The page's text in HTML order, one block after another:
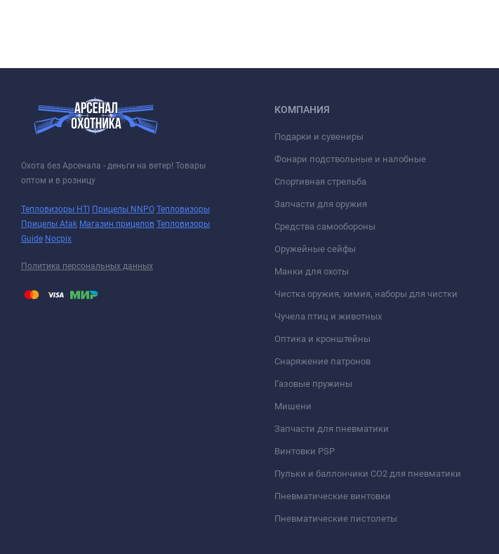
Охота без Арсенала - деньги на ветер! Товары
оптом и в розницу
Тепловизоры HTI Прицелы NNPO Тепловизоры
Прицелы Atak Магазин прицелов Тепловизоры
Guide Nocpix
Политика персональных данных
КОМПАНИЯ
Подарки и сувениры
Фонари подствольные и налобные
Спортивная стрельба
Запчасти для оружия
Средства самообороны
Оружейные сейфы
Манки для охоты
Чистка оружия, химия, наборы для чистки
Чучела птиц и животных
Оптика и кронштейны
Снаряжение патронов
Газовые пружины
Мишени
Запчасти для пневматики
Винтовки PSP
Пульки и баллончики СО2 для пневматики
Пневматические винтовки
Пневматические пистолеты